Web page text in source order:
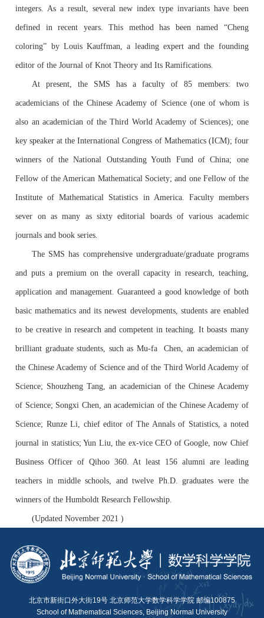
integers. As a result, several new index type invariants have been
defined in recent years. This method has been named “Cheng
coloring” by Louis Kauffman, a leading expert and the founding
editor of the Journal of Knot Theory and Its Ramifications.
At present, the SMS has a faculty of 85 members: two
academicians of the Chinese Academy of Science (one of whom is
also an academician of the Third World Academy of Sciences); one
key speaker at the International Congress of Mathematics (ICM); four
winners of the National Outstanding Youth Fund of China; one
Fellow of the American Mathematical Society; and one Fellow of the
Institute of Mathematical Statistics in America. Faculty members
sever on as many as sixty editorial boards of various academic
journals and book series.
The SMS has comprehensive undergraduate/graduate programs
and puts a premium on the overall capacity in research, teaching,
application and management. Guaranteed a good knowledge of both
basic mathematics and its newest developments, students are enabled
to be creative in research and competent in teaching. It boasts many
brilliant graduate students, such as Mu-fa Chen, an academician of
the Chinese Academy of Science and of the Third World Academy of
Science; Shouzheng Tang, an academician of the Chinese Academy
of Science; Songxi Chen, an academician of the Chinese Academy of
Science; Runze Li, chief editor of The Annals of Statistics, a noted
journal in statistics; Yun Liu, the ex-vice CEO of Google, now Chief
Business Officer of Qihoo 360. At least 156 alumni are leading
teachers in middle schools, and twelve Ph.D. graduates were the
winners of the Humboldt Research Fellowship.
(Updated November 2021 )
北京市新街口外大街19号 北京师范大学数学科学学院 邮编100875
School of Mathematical Sciences, Beijing Normal University